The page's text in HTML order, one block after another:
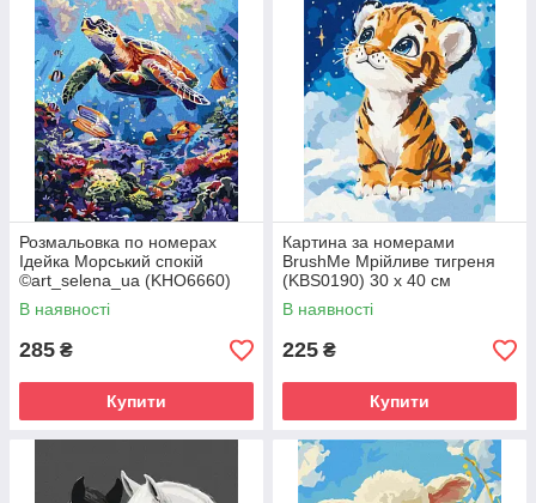
Розмальовка по номерах
Ідейка Морський спокій
©art_selena_ua (KHO6660)
40 х 50 см
В наявності
285 ₴
Купити
Картина за номерами
BrushMe Мрійливе тигреня
(KBS0190) 30 х 40 см
В наявності
225 ₴
Купити